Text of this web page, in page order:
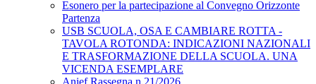
Esonero per la partecipazione al Convegno Orizzonte
Partenza
USB SCUOLA, OSA E CAMBIARE ROTTA -
TAVOLA ROTONDA: INDICAZIONI NAZIONALI
E TRASFORMAZIONE DELLA SCUOLA. UNA
VICENDA ESEMPLARE